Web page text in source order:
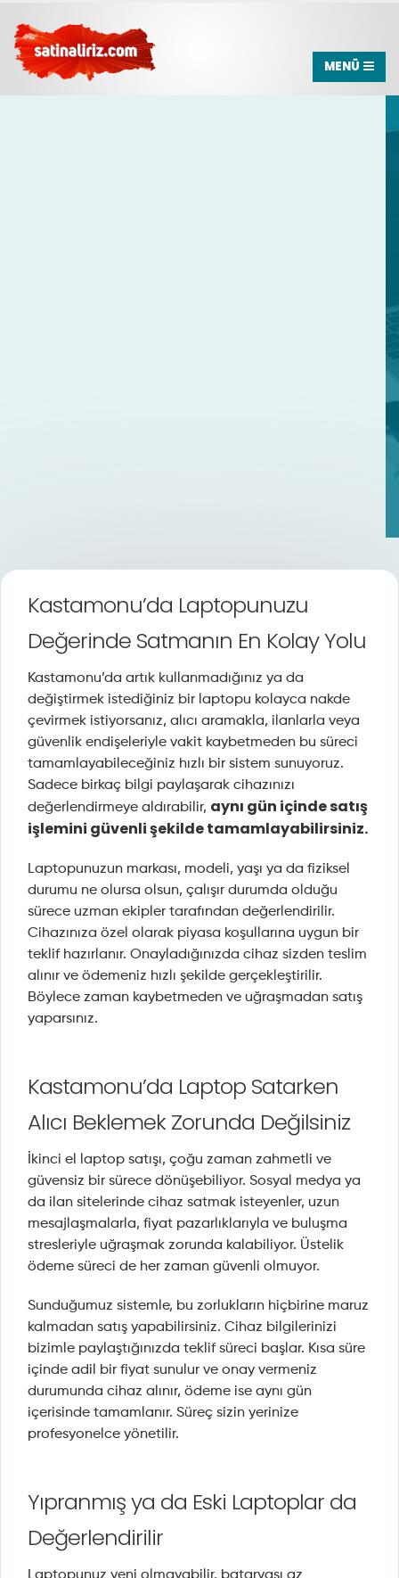
Kastamonu’da Laptopunuzu
Değerinde Satmanın En Kolay Yolu
Kastamonu’da artık kullanmadığınız ya da
değiştirmek istediğiniz bir laptopu kolayca nakde
çevirmek istiyorsanız, alıcı aramakla, ilanlarla veya
güvenlik endişeleriyle vakit kaybetmeden bu süreci
tamamlayabileceğiniz hızlı bir sistem sunuyoruz.
Sadece birkaç bilgi paylaşarak cihazınızı
değerlendirmeye aldırabilir, aynı gün içinde satış
işlemini güvenli şekilde tamamlayabilirsiniz.
Laptopunuzun markası, modeli, yaşı ya da fiziksel
durumu ne olursa olsun, çalışır durumda olduğu
sürece uzman ekipler tarafından değerlendirilir.
Cihazınıza özel olarak piyasa koşullarına uygun bir
teklif hazırlanır. Onayladığınızda cihaz sizden teslim
alınır ve ödemeniz hızlı şekilde gerçekleştirilir.
Böylece zaman kaybetmeden ve uğraşmadan satış
yaparsınız.
Kastamonu’da Laptop Satarken
Alıcı Beklemek Zorunda Değilsiniz
İkinci el laptop satışı, çoğu zaman zahmetli ve
güvensiz bir sürece dönüşebiliyor. Sosyal medya ya
da ilan sitelerinde cihaz satmak isteyenler, uzun
mesajlaşmalarla, fiyat pazarlıklarıyla ve buluşma
stresleriyle uğraşmak zorunda kalabiliyor. Üstelik
ödeme süreci de her zaman güvenli olmuyor.
Sunduğumuz sistemle, bu zorlukların hiçbirine maruz
kalmadan satış yapabilirsiniz. Cihaz bilgilerinizi
bizimle paylaştığınızda teklif süreci başlar. Kısa süre
içinde adil bir fiyat sunulur ve onay vermeniz
durumunda cihaz alınır, ödeme ise aynı gün
içerisinde tamamlanır. Süreç sizin yerinize
profesyonelce yönetilir.
Yıpranmış ya da Eski Laptoplar da
Değerlendirilir